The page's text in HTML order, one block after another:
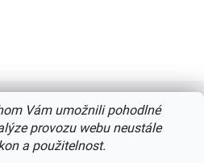
práva vyhrazena
cookies
Vám umožnili pohodlné
provozu webu neustále
a použitelnost.